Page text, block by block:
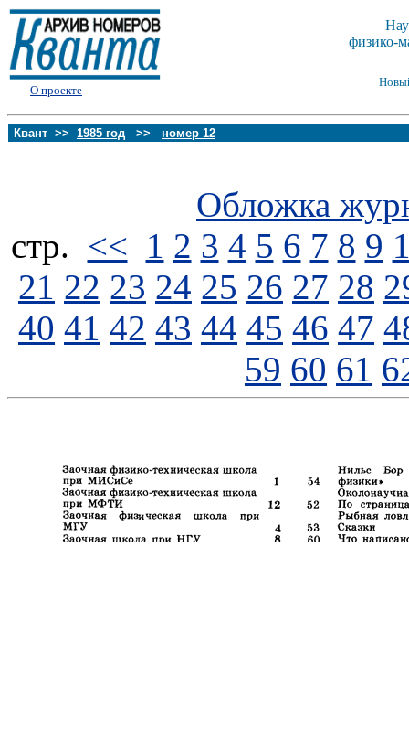
О проекте
физико-
Квант >> 1985 год >> номер 12
Обложка
стp. << 1 2 3 4 5 6 7 8 9
21 22 23 24 25 26 27 28
40 41 42 43 44 45 46 47
59 60 61